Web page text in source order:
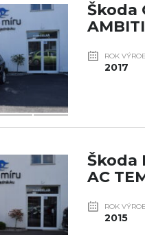
Škoda
ROK
2017
Škoda
AC
ROK
2015